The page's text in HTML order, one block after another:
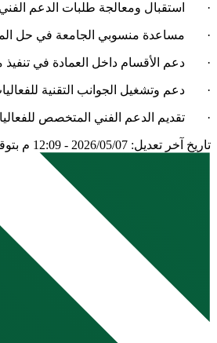
· استقبال ومعالجة طلبات الدعم
· مساعدة منسوبي الجامعة في حل
· دعم الأقسام داخل العمادة في تنفيذ
· دعم وتشغيل الجوانب التقنية
· تقديم الدعم الفني المتخصص
تاريخ آخر تعديل: 2026/05/07 - 12:09 م بتوقيت السعودية